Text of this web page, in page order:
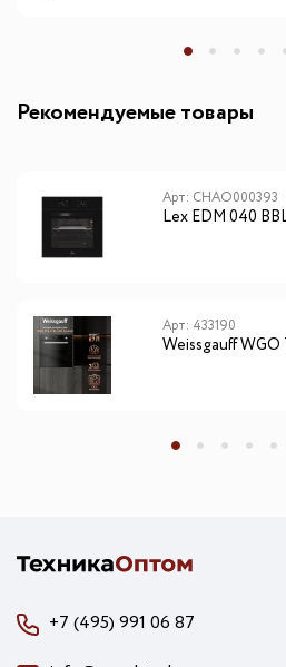
Рекомендуемые товары
Арт: CHAO000393
Lex EDM 040
Арт: 433190
Weissgauff WGO
+7 (495) 991 06 87